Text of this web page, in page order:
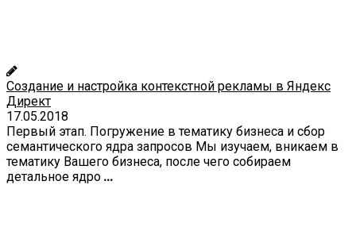
Создание и настройка контекстной рекламы в Яндекс
Директ
17.05.2018
Первый этап. Погружение в тематику бизнеса и сбор
семантического ядра запросов Мы изучаем, вникаем в
тематику Вашего бизнеса, после чего собираем
детальное ядро